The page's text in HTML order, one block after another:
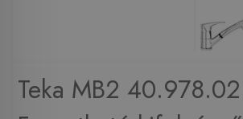
Teka MB2